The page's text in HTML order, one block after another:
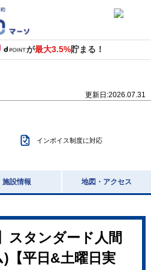
が最大3.5%貯まる！
更新日:2026.07.31
インボイス制度に対応
施設情報 地図・アクセス
スタンダード人間
)【平日&土曜日実